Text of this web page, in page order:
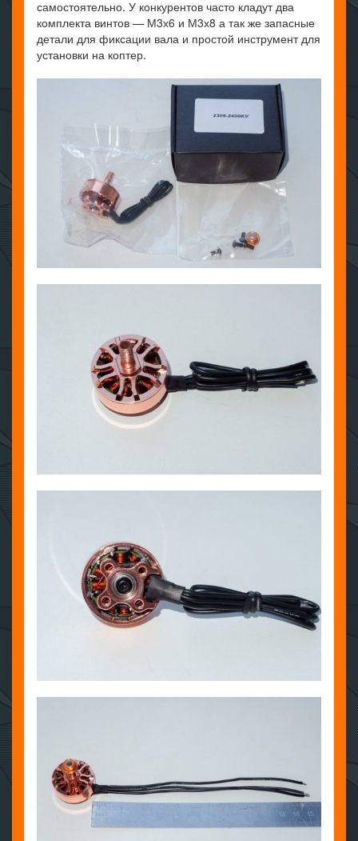
самостоятельно. У конкурентов часто кладут два
комплекта винтов — М3х6 и М3х8 а так же запасные
детали для фиксации вала и простой инструмент для
установки на коптер.